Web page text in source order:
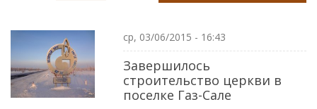
ср, 03/06/2015 - 16:43
Завершилось
строительство церкви в
поселке Газ-Сале